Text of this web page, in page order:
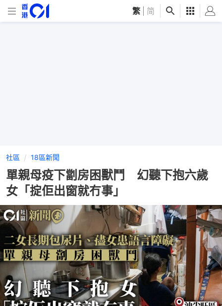
繁 简
社區 18區新聞
單親母疫下劏房困獸鬥 幻聽下抱六歲
女「掟佢出窗就冇事」